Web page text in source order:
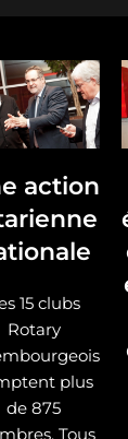
action
15 clubs
Rotary
plus
de 875
Tous